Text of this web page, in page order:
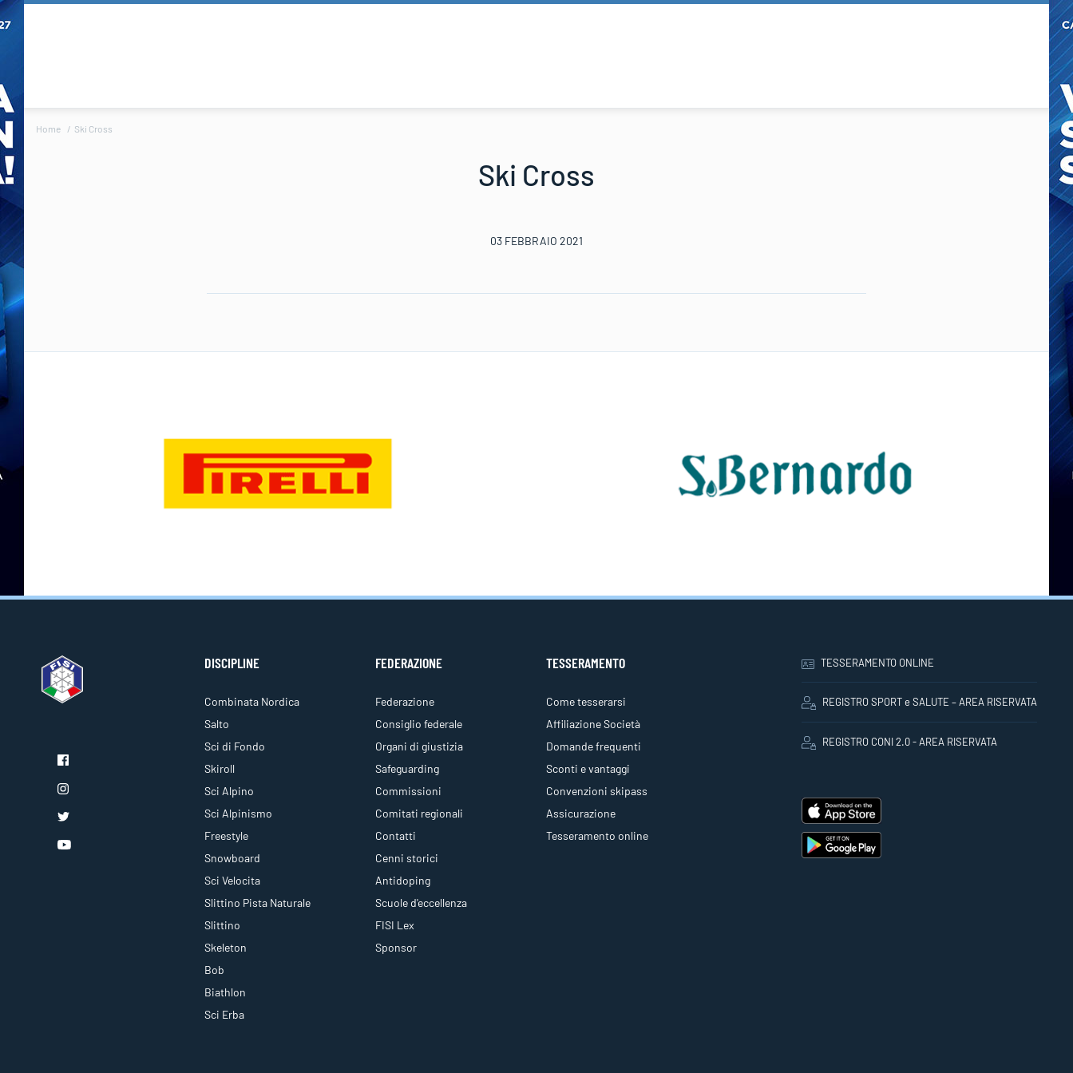
Home Ski Cross
Ski Cross
03 FEBBRAIO 2021
DISCIPLINE
Combinata Nordica
Salto
Sci di Fondo
Skiroll
Sci Alpino
Sci Alpinismo
Freestyle
Snowboard
Sci Velocita
Slittino Pista Naturale
Slittino
Skeleton
Bob
Biathlon
Sci Erba
FEDERAZIONE
Federazione
Consiglio federale
Organi di giustizia
Safeguarding
Commissioni
Comitati regionali
Contatti
Cenni storici
Antidoping
Scuole d'eccellenza
FISI Lex
Sponsor
TESSERAMENTO
Come tesserarsi
Affiliazione Società
Domande frequenti
Sconti e vantaggi
Convenzioni skipass
Assicurazione
Tesseramento online
TESSERAMENTO ONLINE
REGISTRO SPORT e SALUTE – AREA RISERVATA
REGISTRO CONI 2.0 - AREA RISERVATA